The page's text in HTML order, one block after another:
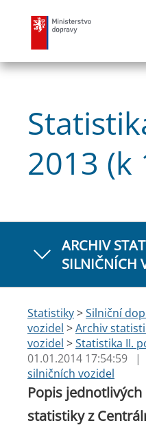
2013 (k
ARCHIV
SILNIČNÍCH
Statistiky>Silniční
vozidel >Archiv
vozidel >Statistika II.
01.01.2014 17:54:59
|
silničních vozidel
Popis
statistiky z